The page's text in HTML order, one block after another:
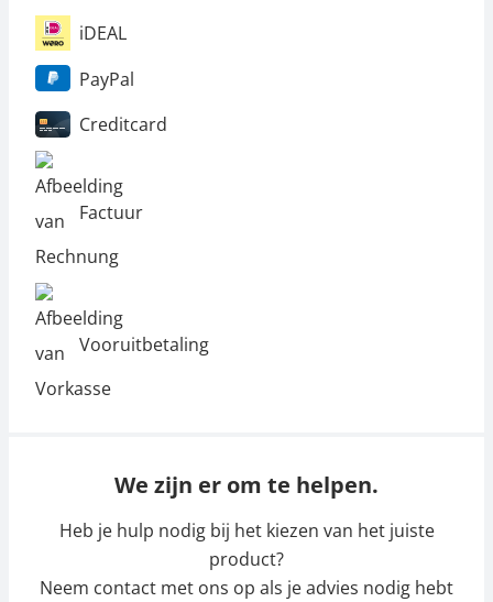
iDEAL
PayPal
Creditcard
Factuur
Vooruitbetaling
We zijn er om te helpen.
Heb je hulp nodig bij het kiezen van het juiste
product?
Neem contact met ons op als je advies nodig hebt